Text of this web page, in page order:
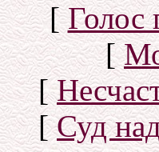
[Голос
[
[
[Суд